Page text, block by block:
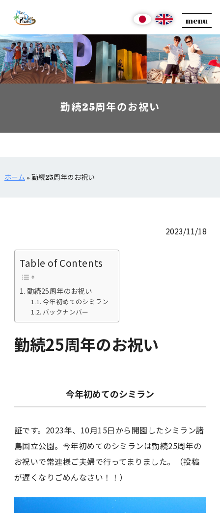
menu
勤続25周年のお祝い
ホーム » 勤続25周年のお祝い
2023/11/18
Table of Contents
勤続25周年のお祝い
今年初めてのシミラン
バックナンバー
勤続25周年のお祝い
今年初めてのシミラン
証です。2023年、10月15日から開園したシミラン諸
島国立公園。今年初めてのシミランは勤続25周年の
お祝いで常連様ご夫婦で行ってまりました。（投稿
が遅くなりごめんなさい！！）